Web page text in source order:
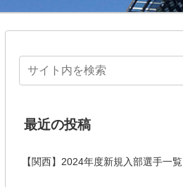
最近の投稿
【関西】2024年度新規入部選手一覧